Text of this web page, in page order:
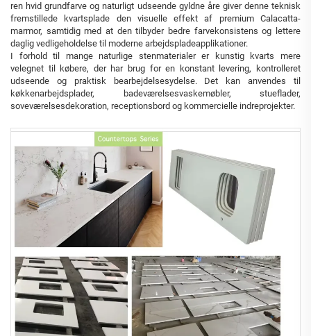
ren hvid grundfarve og naturligt udseende gyldne åre giver denne teknisk
fremstillede kvartsplade den visuelle effekt af premium Calacatta-
marmor, samtidig med at den tilbyder bedre farvekonsistens og lettere
daglig vedligeholdelse til moderne arbejdspladeapplikationer.
I forhold til mange naturlige stenmaterialer er kunstig kvarts mere
velegnet til købere, der har brug for en konstant levering, kontrolleret
udseende og praktisk bearbejdelsesydelse. Det kan anvendes til
køkkenarbejdsplader, badeværelsesvaskemøbler, stueflader,
soveværelsesdekoration, receptionsbord og kommercielle indreprojekter.